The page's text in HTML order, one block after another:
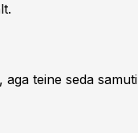
aga teine seda samuti